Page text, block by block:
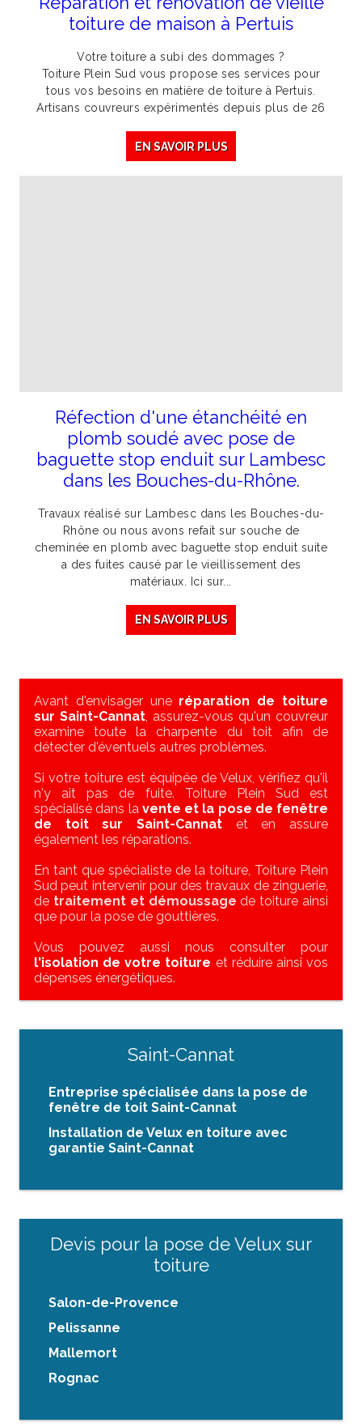
toiture de maison à Pertuis
Votre toiture a subi des dommages ?
Toiture Plein Sud vous propose ses services pour
tous vos besoins en matière de toiture à Pertuis.
Artisans couvreurs expérimentés depuis plus de 26
EN SAVOIR PLUS
Réfection d'une étanchéité en
plomb soudé avec pose de
baguette stop enduit sur Lambesc
dans les Bouches-du-Rhône.
Travaux réalisé sur Lambesc dans les Bouches-du-
Rhône ou nous avons refait sur souche de
cheminée en plomb avec baguette stop enduit suite
a des fuites causé par le vieillissement des
matériaux. Ici sur...
EN SAVOIR PLUS
Avant d'envisager une réparation de toiture
sur Saint-Cannat, assurez-vous qu'un couvreur
examine toute la charpente du toit afin de
détecter d'éventuels autres problèmes.
Si votre toiture est équipée de Velux, vérifiez qu'il
n'y ait pas de fuite. Toiture Plein Sud est
spécialisé dans la vente et la pose de fenêtre
de toit sur Saint-Cannat et en assure
également les réparations.
En tant que spécialiste de la toiture, Toiture Plein
Sud peut intervenir pour des travaux de zinguerie,
de traitement et démoussage de toiture ainsi
que pour la pose de gouttières.
Vous pouvez aussi nous consulter pour
l'isolation de votre toiture et réduire ainsi vos
dépenses énergétiques.
Saint-Cannat
Entreprise spécialisée dans la pose de
fenêtre de toit Saint-Cannat
Installation de Velux en toiture avec
garantie Saint-Cannat
Devis pour la pose de Velux sur
toiture
Salon-de-Provence
Pelissanne
Mallemort
Rognac